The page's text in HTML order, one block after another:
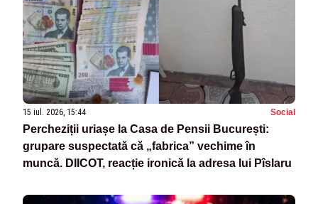
15 iul. 2026, 15:44 Social
Percheziții uriașe la Casa de Pensii București:
grupare suspectată că „fabrica” vechime în
muncă. DIICOT, reacție ironică la adresa lui Pîslaru